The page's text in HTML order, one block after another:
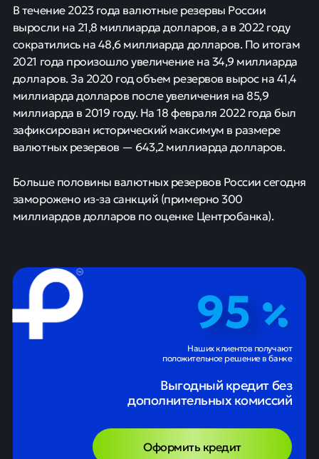
В течение 2023 года валютные резервы России
выросли на 21,8 миллиарда долларов, а в 2022 году
сократились на 48,6 миллиарда долларов. По итогам
2021 года произошло увеличение на 34,9 миллиарда
долларов. За 2020 год объем резервов вырос на 41,4
миллиарда долларов после увеличения на 85,9
миллиарда в 2019 году. На 18 февраля 2022 года был
зафиксирован исторический максимум в размере
валютных резервов — 643,2 миллиарда долларов.
Больше половины валютных резервов России сегодня
заморожено из-за санкций (примерно 300
миллиардов долларов по оценке Центробанка).
95
Наших клиентов получают
положительное решение в банке
Выгодный кредит без
дополнительных комиссий
Оформить кредит